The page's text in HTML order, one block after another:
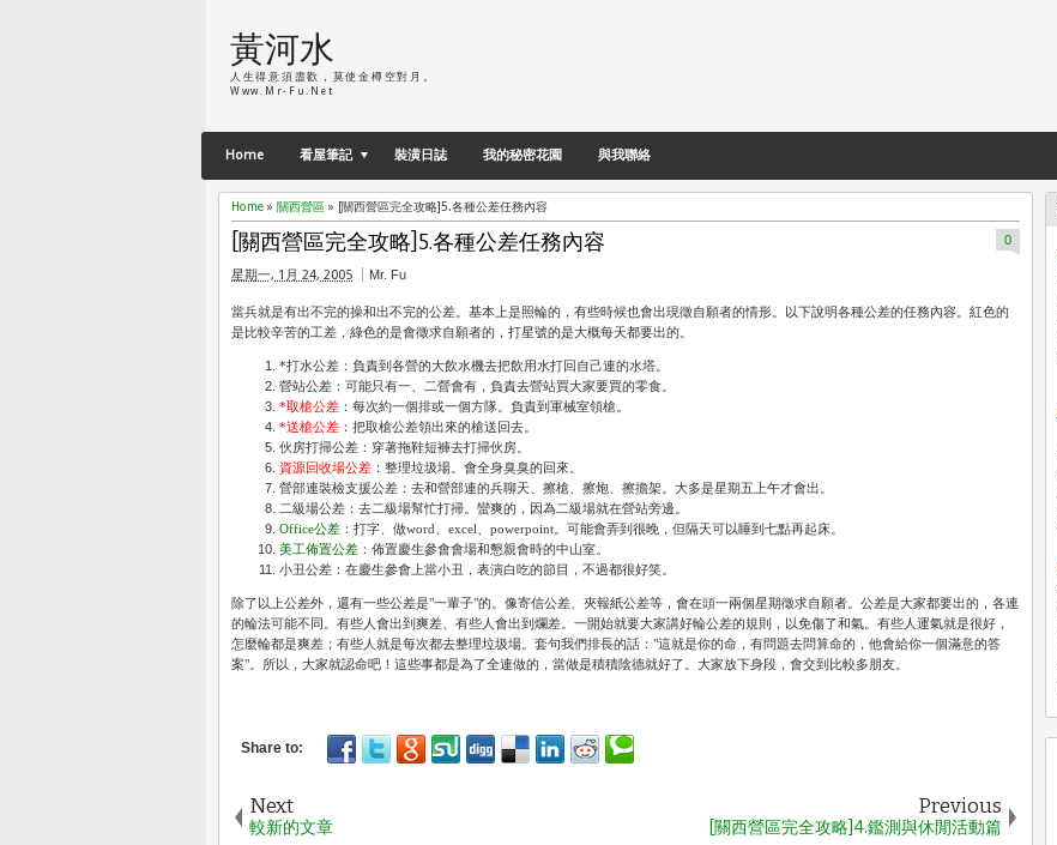
黃河水
人生得意須盡歡，莫使金樽空對月。
Www.Mr-Fu.net
Home 看屋筆記 裝潢日誌 我的秘密花園 與我聯絡
Home » 關西營區 » [關西營區完全攻略]5.各種公差任務內容
[關西營區完全攻略]5.各種公差任務內容
星期一, 1月 24, 2005 Mr. Fu
0
當兵就是有出不完的操和出不完的公差。基本上是照輪的，有些時候也會出現徵自願者的情形。以下說明各種公差的任務內容。紅色的
是比較辛苦的工差，綠色的是會徵求自願者的，打星號的是大概每天都要出的。
*打水公差：負責到各營的大飲水機去把飲用水打回自己連的水塔。
營站公差：可能只有一、二營會有，負責去營站買大家要買的零食。
*取槍公差 ：每次約一個排或一個方隊。負責到軍械室領槍。
*送槍公差 ：把取槍公差領出來的槍送回去。
伙房打掃公差：穿著拖鞋短褲去打掃伙房。
資源回收場公差 ：整理垃圾場。會全身臭臭的回來。
營部連裝檢支援公差：去和營部連的兵聊天、擦槍、擦炮、擦擔架。大多是星期五上午才會出。
二級場公差：去二級場幫忙打掃。蠻爽的，因為二級場就在營站旁邊。
Office公差 ：打字、做word、excel、powerpoint。可能會弄到很晚，但隔天可以睡到七點再起床。
美工佈置公差 ：佈置慶生參會會場和懇親會時的中山室。
小丑公差：在慶生參會上當小丑，表演白吃的節目，不過都很好笑。
除了以上公差外，還有一些公差是"一輩子"的。像寄信公差、夾報紙公差等，會在頭一兩個星期徵求自願者。公差是大家都要出的，各連
的輪法可能不同。有些人會出到爽差、有些人會出到爛差。一開始就要大家講好輪公差的規則，以免傷了和氣。有些人運氣就是很好，
怎麼輪都是爽差；有些人就是每次都去整理垃圾場。套句我們排長的話："這就是你的命，有問題去問算命的，他會給你一個滿意的答
案"。所以，大家就認命吧！這些事都是為了全連做的，當做是積積陰德就好了。大家放下身段，會交到比較多朋友。
Next
較新的文章
Previous
[關西營區完全攻略]4.鑑測與休閒活動篇